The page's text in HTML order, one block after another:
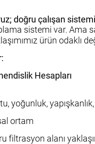
doğru çalışan
sistemi var. Ama
ürün odaklı
Hesapları
yapışkanlık,
ortam
filtrasyon alanı